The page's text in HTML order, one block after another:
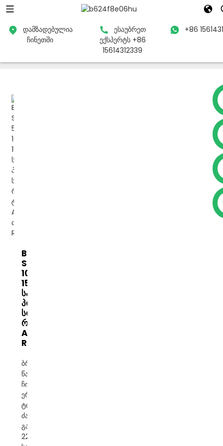
დამზადებულია
ჩინეთში
ესაუბრეთ
ექსპერტს +86
15614312339
+86
მთავარი პროდუქტები
ძაბვის სტაბილიზატორი
სარელეო კონტროლის ძაბვის რეგულატორი
Banatton
SRW 500VA
1000VA
1500VA
სახლის
პორტატული
სოკეტის
რელე ტიპი
AC ძაბვა
R...
ბრენდი: Banatton
წარმოშობის ადგილი:
ჩინეთი ფაზა:
ერთფაზიანი დენის
ტიპი: AC შეყვანის
ძაბვა: 140-260VAC
გამომავალი ძაბვა:
220V±8% ტიპი: